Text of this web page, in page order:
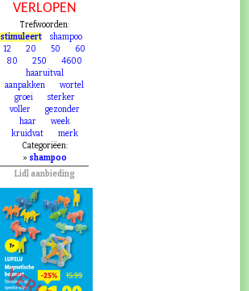
VERLOPEN
Trefwoorden:
stimuleert
shampoo
12
20 50
60
80
250
4600
haaruitval
aanpakken
wortel
groei
sterker
voller
gezonder
haar
week
kruidvat
merk
Categoriëen:
» shampoo
Lidl aanbieding